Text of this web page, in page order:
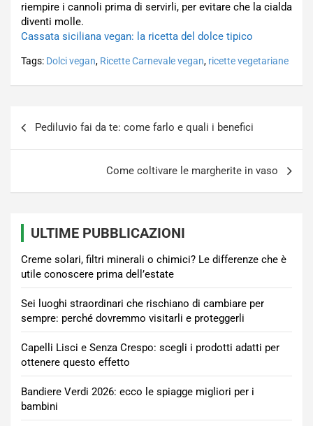
riempire i cannoli prima di servirli, per evitare che la cialda
diventi molle.
Cassata siciliana vegan: la ricetta del dolce tipico
Tags: Dolci vegan, Ricette Carnevale vegan, ricette vegetariane
Pediluvio fai da te: come farlo e quali i benefici
Come coltivare le margherite in vaso
ULTIME PUBBLICAZIONI
Creme solari, filtri minerali o chimici? Le differenze che è
utile conoscere prima dell’estate
Sei luoghi straordinari che rischiano di cambiare per
sempre: perché dovremmo visitarli e proteggerli
Capelli Lisci e Senza Crespo: scegli i prodotti adatti per
ottenere questo effetto
Bandiere Verdi 2026: ecco le spiagge migliori per i
bambini